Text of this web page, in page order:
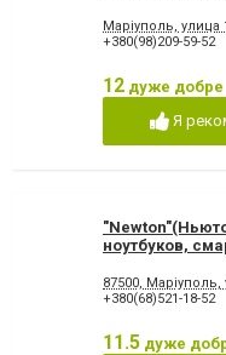
Маріуполь,
+380(98)209-59-52
12 дуже добре
Я
ноутбуков,
87500,
+380(68)521-18-52
11.5 дуже